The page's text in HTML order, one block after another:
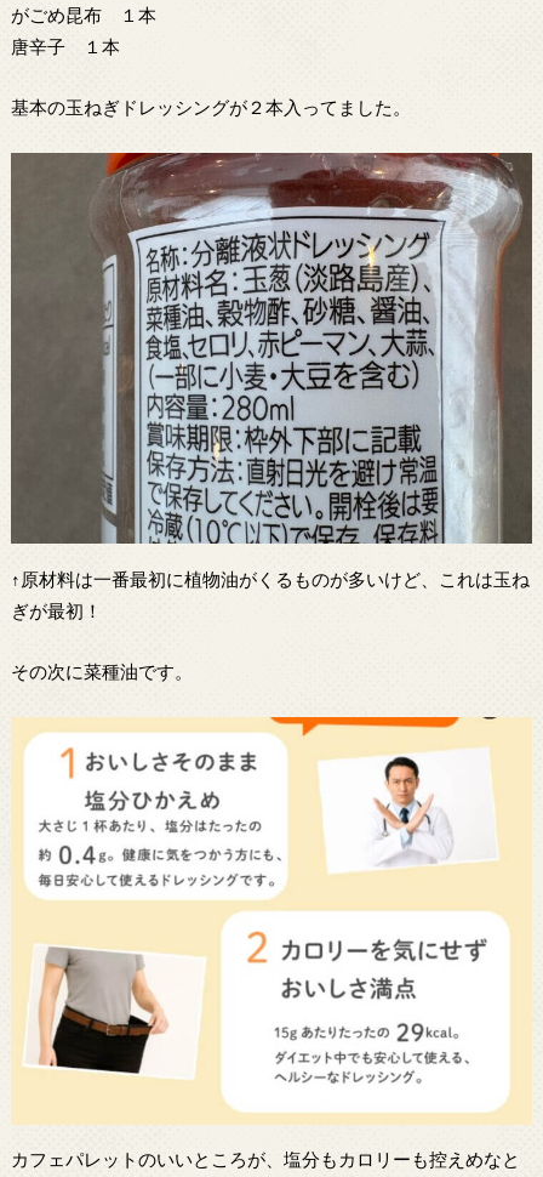
がごめ昆布 １本
唐辛子 １本
基本の玉ねぎドレッシングが２本入ってました。
↑原材料は一番最初に植物油がくるものが多いけど、これは玉ね
ぎが最初！
その次に菜種油です。
カフェパレットのいいところが、塩分もカロリーも控えめなと